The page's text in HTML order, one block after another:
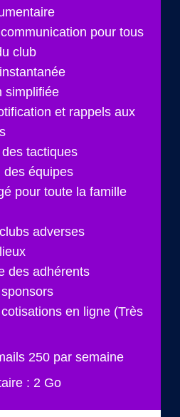
pour tous
club
simplifiée
et rappels aux
tactiques
des équipes
pour toute la famille
adverses
des adhérents
en ligne (Très
250 par semaine
: 2 Go